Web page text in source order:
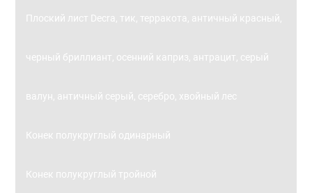
Плоский лист Decra, тик, терракота, античный красный,
черный бриллиант, осенний каприз, антрацит, серый
валун, античный серый, серебро, хвойный лес
Конек полукруглый одинарный
Конек полукруглый тройной